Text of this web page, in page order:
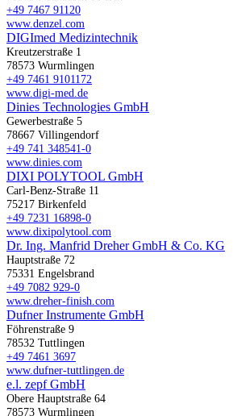
+49 7467 91120
www.denzel.com
DIGImed Medizintechnik
Kreutzerstraße 1
78573 Wurmlingen
+49 7461 9101172
www.digi-med.de
Dinies Technologies GmbH
Gewerbestraße 5
78667 Villingendorf
+49 741 348541-0
www.dinies.com
DIXI POLYTOOL GmbH
Carl-Benz-Straße 11
75217 Birkenfeld
+49 7231 16898-0
www.dixipolytool.com
Dr. Ing. Manfrid Dreher GmbH & Co. KG
Hauptstraße 72
75331 Engelsbrand
+49 7082 929-0
www.dreher-finish.com
Dufner Instrumente GmbH
Föhrenstraße 9
78532 Tuttlingen
+49 7461 3697
www.dufner-tuttlingen.de
e.l. zepf GmbH
Obere Hauptstraße 64
78573 Wurmlingen